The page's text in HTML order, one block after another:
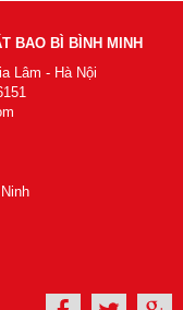
BAO BÌ BÌNH MINH
Lâm - Hà Nội